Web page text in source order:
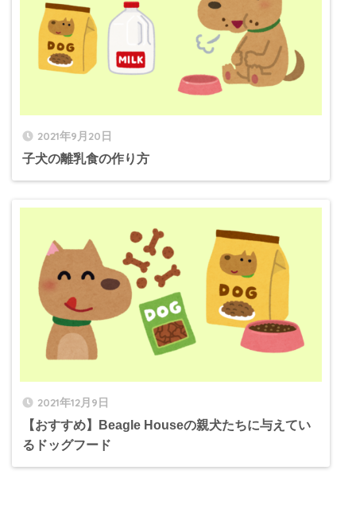
2021年9月20日
子犬の離乳食の作り方
2021年12月9日
【おすすめ】Beagle Houseの親犬たちに与えてい
るドッグフード